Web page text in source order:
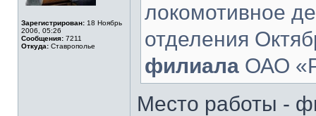
Зарегистрирован: 18 Ноябрь
2006, 05:26
Сообщения: 7211
Откуда: Ставрополье
локомотивное
отделения
филиала ОАО
Место работы -